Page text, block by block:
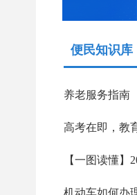
便民知识库
养老服务指南
高考在即，教
机动车如何办